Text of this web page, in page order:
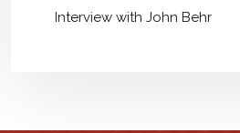
Interview with John Behr